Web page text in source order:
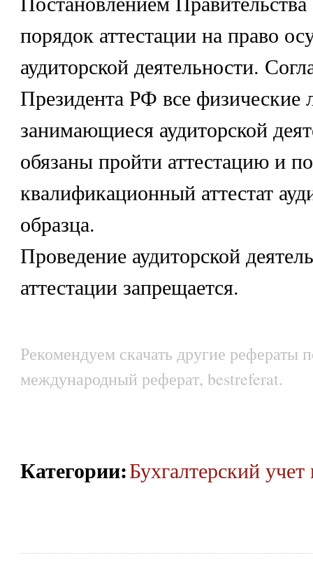
порядок аттестации на право
аудиторской деятельности.
Президента РФ все физические
занимающиеся аудиторской
обязаны пройти аттестацию и
квалификационный аттестат
образца.
Проведение аудиторской
аттестации запрещается.
Рекомендуем скачать другие рефераты
международный реферат, bestreferat.
Категории:Бухгалтерский учет